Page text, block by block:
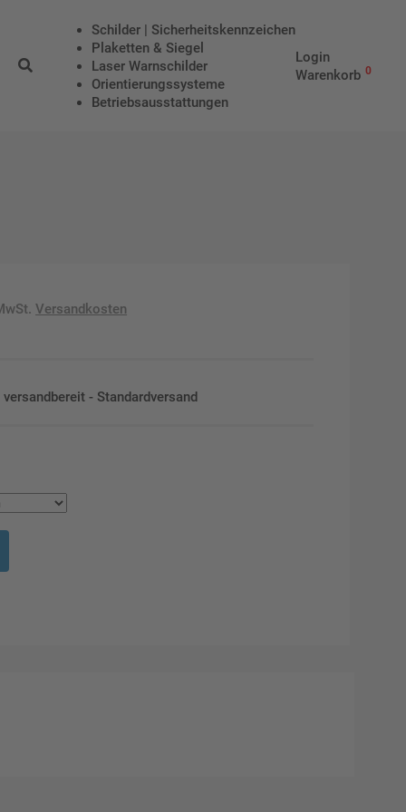
Schilder | Sicherheitskennzeichen
Plaketten & Siegel
Laser Warnschilder
Orientierungssysteme
Betriebs­aus­stattungen
Login
Warenkorb 0
Versandkosten
- Standardversand